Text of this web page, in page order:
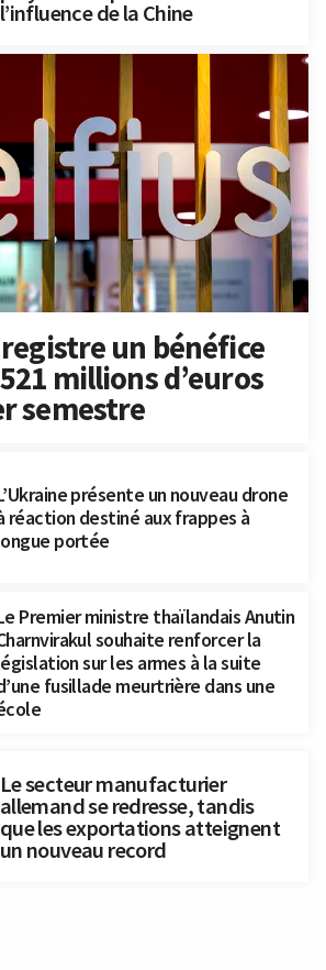
l’influence de la Chine
un bénéfice
millions d’euros
semestre
présente un nouveau drone
réaction destiné aux frappes à
portée
Premier ministre thaïlandais Anutin
souhaite renforcer la
sur les armes à la suite
fusillade meurtrière dans une
Le secteur manufacturier
allemand se redresse, tandis
que les exportations atteignent
un nouveau record